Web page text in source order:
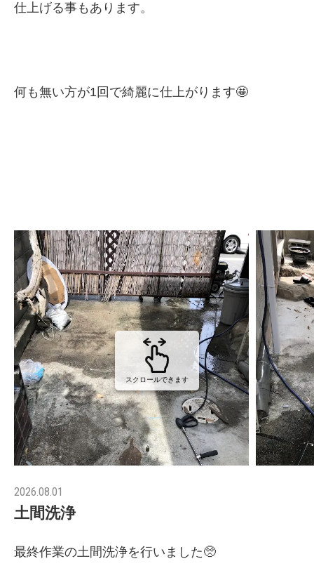
仕上げる事もあります。
何も無い方が1回で綺麗に仕上がります🤩
スクロールできます
2026.08.01
土間洗浄
最終作業の土間洗浄を行いました🥺